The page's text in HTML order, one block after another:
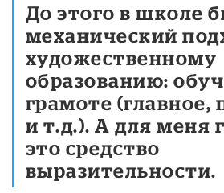
До этого в школе
механический
художественному
образованию:
грамоте (главное,
и т.д.). А для меня
это средство
выразительности.